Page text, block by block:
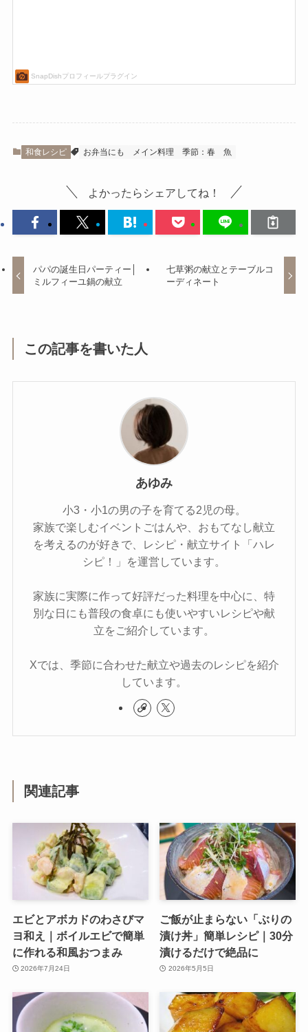
和食レシピ お弁当にも メイン料理 季節：春 魚
よかったらシェアしてね！
パパの誕生日パーティー│
ミルフィーユ鍋の献立
七草粥の献立とテーブルコ
ーディネート
この記事を書いた人
あゆみ
小3・小1の男の子を育てる2児の母。
家族で楽しむイベントごはんや、おもてなし献立
を考えるのが好きで、レシピ・献立サイト「ハレ
シピ！」を運営しています。
家族に実際に作って好評だった料理を中心に、特
別な日にも普段の食卓にも使いやすいレシピや献
立をご紹介しています。
Xでは、季節に合わせた献立や過去のレシピを紹介
しています。
関連記事
エビとアボカドのわさびマ
ヨ和え｜ボイルエビで簡単
に作れる和風おつまみ
2026年7月24日
ご飯が止まらない「ぶりの
漬け丼」簡単レシピ｜30分
漬けるだけで絶品に
2026年5月5日